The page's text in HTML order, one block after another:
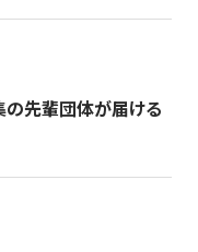
の先輩団体が届ける